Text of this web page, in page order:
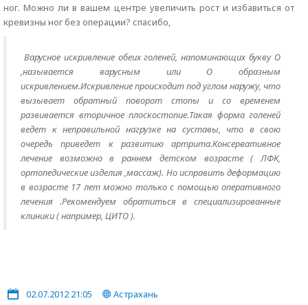
ног. Можно ли в вашем центре увеличить рост и избавиться от
кревизны ног без операции? спасибо,
Варусное искривление обеих голеней, напоминающих букву О
,называется варусным или О образным
искривлением.Искривление происходит под углом наружу, что
вызывает обратный поворот стопы и со временем
развивается вторичное плоскостопие.Такая форма голеней
ведет к неправильной нагрузке на суставы, что в свою
очередь приведет к развитию артрита.Консервативное
лечение возможно в раннем детском возрасте ( ЛФК,
ортопедические изделия ,массаж). Но исправить деформацию
в возрасте 17 лет можно только с помощью оперативного
лечения .Рекомендуем обратиться в специализированные
клиники ( например, ЦИТО ).
02.07.2012 21:05
Астрахань